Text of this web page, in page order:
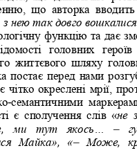
що  авторка
нею так довго
функцію та дає
головних  ге
життєвого  шляху
постає перед нами
окреслені мрії,
-семантичними
є  сполучення  слів  «не
ми  тут  якось...
Майка»,  « Може,